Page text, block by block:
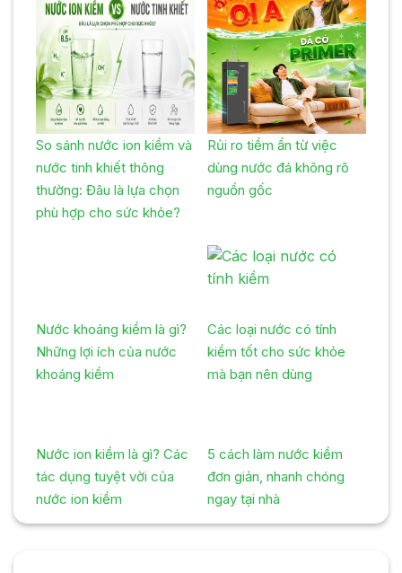
So sánh nước ion kiềm và
nước tinh khiết thông
thường: Đâu là lựa chọn
phù hợp cho sức khỏe?
Rủi ro tiềm ẩn từ việc
dùng nước đá không rõ
nguồn gốc
Nước khoáng kiềm là gì?
Những lợi ích của nước
khoáng kiềm
Các loại nước có tính
kiềm tốt cho sức khỏe
mà bạn nên dùng
Nước ion kiềm là gì? Các
tác dụng tuyệt vời của
nước ion kiềm
5 cách làm nước kiềm
đơn giản, nhanh chóng
ngay tại nhà